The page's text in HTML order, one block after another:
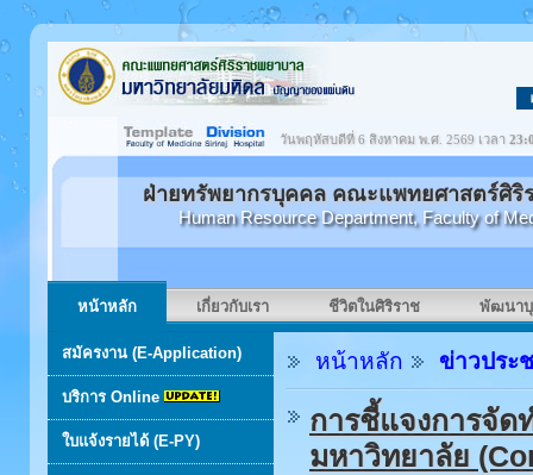
ฝ่ายทรัพยากรบุคคล คณะแพทยศาสตร์ศิริ
Human Resource Department, Faculty of
วันพฤหัสบดีที่ 6 สิงหาคม พ.ศ. 2569 เวลา
หน้าหลัก เกี่ยวกับเรา ชีวิตในศิริราช พัฒนา
สมัครงาน (E-Application)
บริการ Online
ใบแจ้งรายได้ (E-PY)
หน้าหลัก ข่าวประ
การชี้แจงการจั
มหาวิทยาลัย